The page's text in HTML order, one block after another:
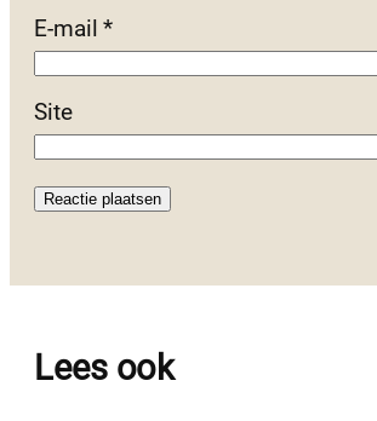
E-mail*
Site
Lees ook